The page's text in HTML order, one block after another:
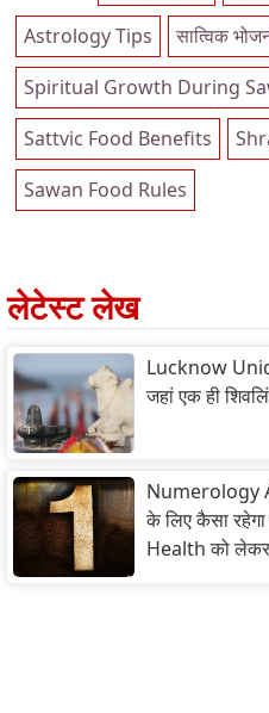
Astrology Tips
सात्विक
Spiritual Growth During
Sattvic Food Benefits
Sawan Food Rules
लेटेस्ट लेख
Lucknow
जहां एक ही
Numerology
के लिए कैसा
Health को लेकर